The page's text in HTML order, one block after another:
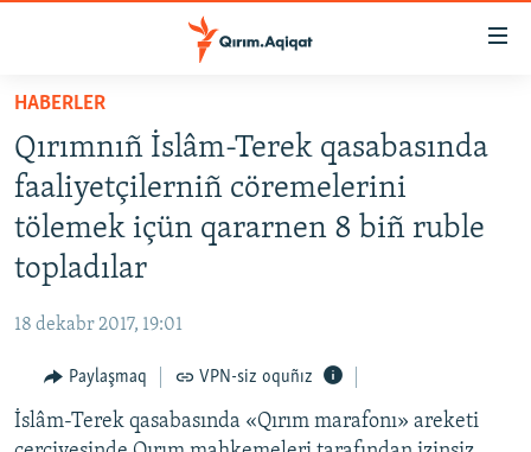
Esas
qaytmaq
Baş
navigatsiyağa
qaytmaq
Qıdıruvğa
SİYASET
İQTİSADİYAT
CEMİYET
İNSAN AQLARI
VİDEO
SÜRET
HABERLER
Qırımnıñ İslâm-Terek qasabasında
faaliyetçilerniñ cöremelerini
tölemek içün qararnen 8 biñ ruble
topladılar
18 dekabr 2017, 19:01
Paylaşmaq VPN-siz oquñız
İslâm-Terek qasabasında «Qırım marafonı» areketi